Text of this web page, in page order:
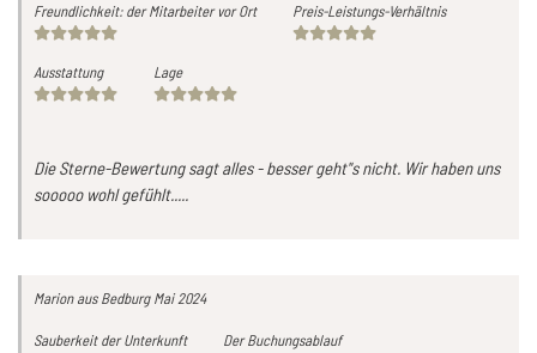
Freundlichkeit: der Mitarbeiter vor Ort Preis-Leistungs-Verhältnis
Ausstattung Lage
Die Sterne-Bewertung sagt alles - besser geht"s nicht. Wir haben uns
sooooo wohl gefühlt.....
Marionaus Bedburg Mai 2024
Sauberkeit der Unterkunft Der Buchungsablauf